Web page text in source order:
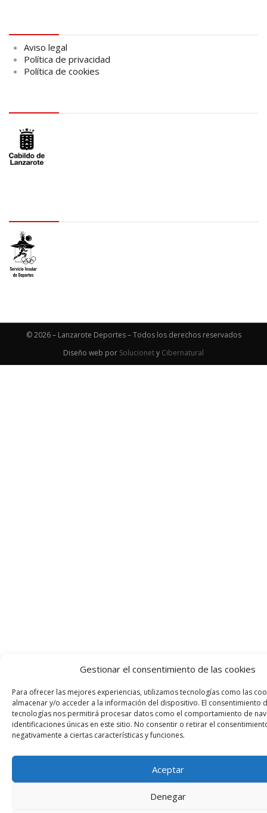
Gestionar el consentimiento de las cookies
Para ofrecer las mejores experiencias, utilizamos tecnologías como las
almacenar y/o acceder a la información del dispositivo. El consentimiento
tecnologías nos permitirá procesar datos como el comportamiento de
identificaciones únicas en este sitio. No consentir o retirar el
negativamente a ciertas características y funciones.
Aceptar
Denegar
Aviso legal
Política de privacidad
Política de cookies
© 2026 – Lanzarote Deportes – Todos los derechos reservados
Diseño web por Solucionety Cibernatural